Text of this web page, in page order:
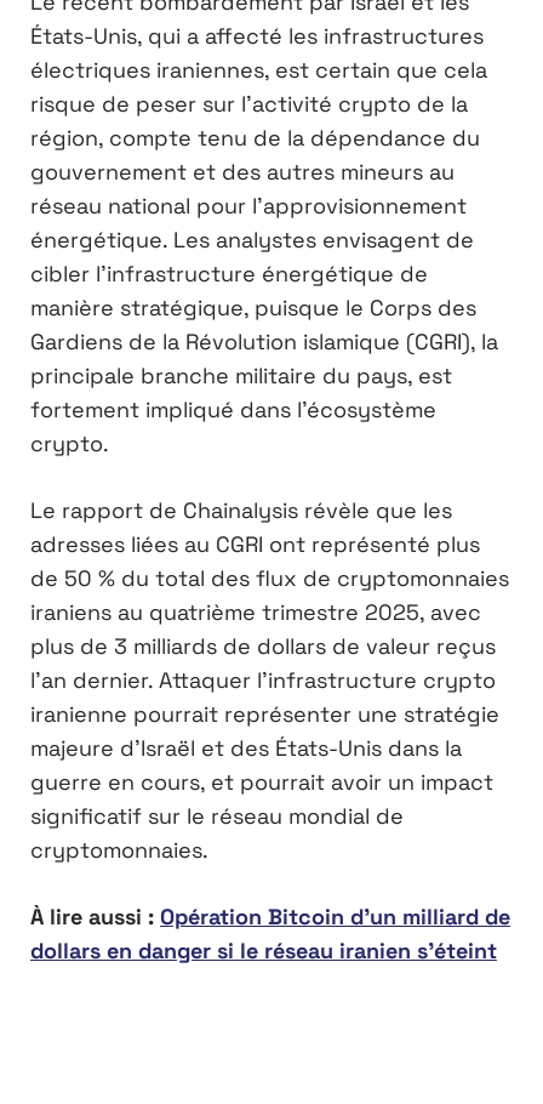
États-Unis, qui a affecté les infrastructures
électriques iraniennes, est certain que cela
risque de peser sur l’activité crypto de la
région, compte tenu de la dépendance du
gouvernement et des autres mineurs au
réseau national pour l’approvisionnement
énergétique. Les analystes envisagent de
cibler l’infrastructure énergétique de
manière stratégique, puisque le Corps des
Gardiens de la Révolution islamique (CGRI), la
principale branche militaire du pays, est
fortement impliqué dans l’écosystème
crypto.
Le rapport de Chainalysis révèle que les
adresses liées au CGRI ont représenté plus
de 50 % du total des flux de cryptomonnaies
iraniens au quatrième trimestre 2025, avec
plus de 3 milliards de dollars de valeur reçus
l’an dernier. Attaquer l’infrastructure crypto
iranienne pourrait représenter une stratégie
majeure d’Israël et des États-Unis dans la
guerre en cours, et pourrait avoir un impact
significatif sur le réseau mondial de
cryptomonnaies.
À lire aussi : Opération Bitcoin d’un milliard de
dollars en danger si le réseau iranien s’éteint